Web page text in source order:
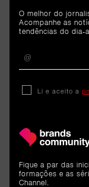
O melhor do
Acompanhe as
tendências do dia-
Li e aceito a
Fique a par das
formações e as
Channel.